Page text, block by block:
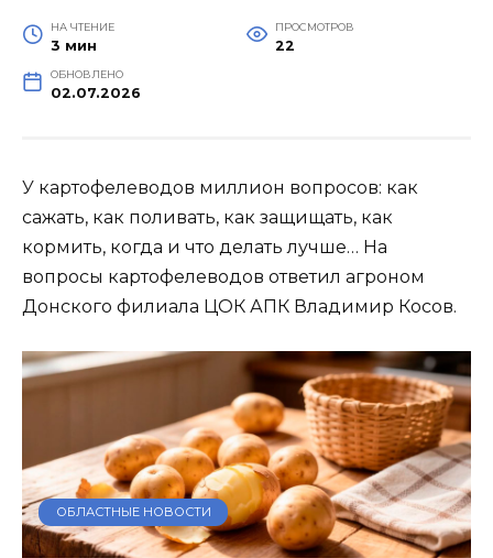
НА ЧТЕНИЕ
3 мин
ПРОСМОТРОВ
22
ОБНОВЛЕНО
02.07.2026
У картофелеводов миллион вопросов: как
сажать, как поливать, как защищать, как
кормить, когда и что делать лучше… На
вопросы картофелеводов ответил агроном
Донского филиала ЦОК АПК Владимир Косов.
ОБЛАСТНЫЕ НОВОСТИ